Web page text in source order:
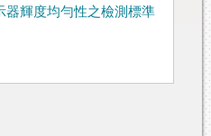
器輝度均勻性之檢測標準